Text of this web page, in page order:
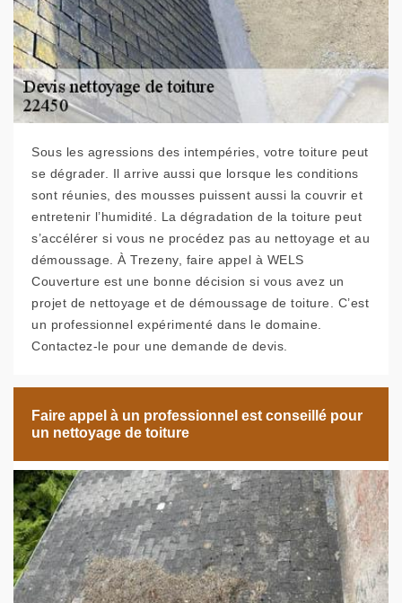
Sous les agressions des intempéries, votre toiture peut
se dégrader. Il arrive aussi que lorsque les conditions
sont réunies, des mousses puissent aussi la couvrir et
entretenir l’humidité. La dégradation de la toiture peut
s’accélérer si vous ne procédez pas au nettoyage et au
démoussage. À Trezeny, faire appel à WELS
Couverture est une bonne décision si vous avez un
projet de nettoyage et de démoussage de toiture. C’est
un professionnel expérimenté dans le domaine.
Contactez-le pour une demande de devis.
Faire appel à un professionnel est conseillé pour
un nettoyage de toiture